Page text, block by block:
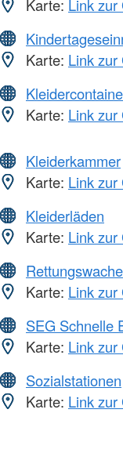
Karte: Link
Karte: Link zur
Karte: Link zur
Kleiderkammer
Karte: Link zur
Kleiderläden
Karte: Link zur
Rettungswache
Karte: Link zur
SEG Schnelle
Karte: Link zur
Sozialstationen
Karte: Link zur